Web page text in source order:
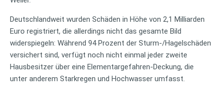
Deutschlandweit wurden Schäden in Höhe von 2,1 Milliarden
Euro registriert, die allerdings nicht das gesamte Bild
widerspiegeln: Während 94 Prozent der Sturm-/Hagelschäden
versichert sind, verfügt noch nicht einmal jeder zweite
Hausbesitzer über eine Elementargefahren-Deckung, die
unter anderem Starkregen und Hochwasser umfasst.